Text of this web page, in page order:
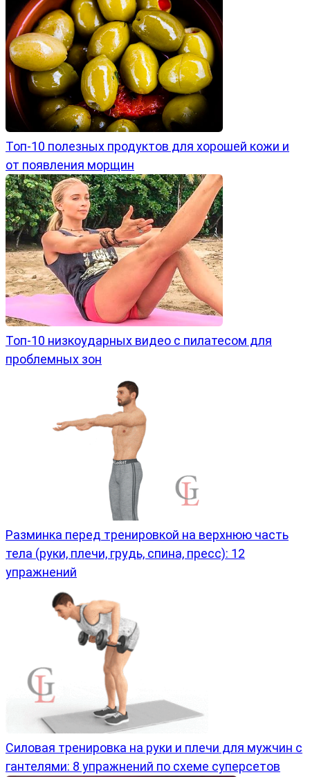
Топ-10 полезных продуктов для хорошей кожи и
от появления морщин
Топ-10 низкоударных видео с пилатесом для
проблемных зон
Разминка перед тренировкой на верхнюю часть
тела (руки, плечи, грудь, спина, пресс): 12
упражнений
Силовая тренировка на руки и плечи для мужчин с
гантелями: 8 упражнений по схеме суперсетов